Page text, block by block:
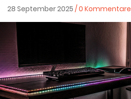
28 September 2025 / 0 Kommentare